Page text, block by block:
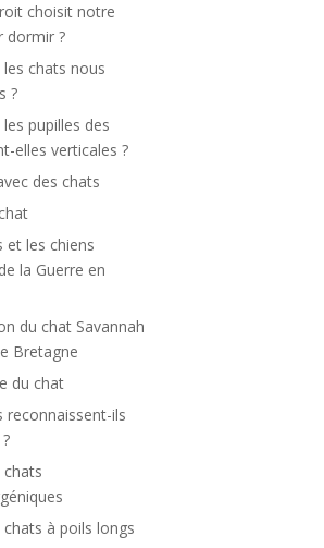
choisit notre
dormir ?
chats nous
?
pupilles des
elles verticales ?
des chats
et les chiens
la Guerre en
du chat Savannah
Bretagne
du chat
reconnaissent-ils
chats
chats à poils longs